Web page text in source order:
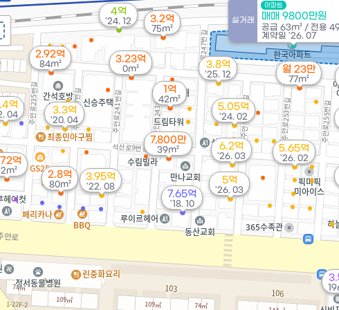
실거래
아파트
매매 9800만원
공급 63m² / 전용
계약일 '26. 07
6.2억
'26. 03
5억
'26. 03
3.23억
0m²
5.65억
'26. 02
3.8억
'25. 12
억
7,800만
39m²
3.2억
75m²
4억
'24. 12
1억
42m²
5.05억
'24. 02
2.8억
80m²
3.95억
'22. 08
2.92억
84m²
월 23만
77m²
3.3억
'20. 04
7.65억
'18. 10
억
04